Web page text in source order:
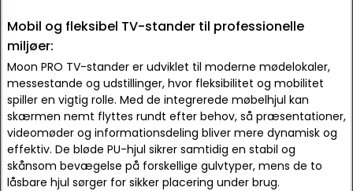
Mobil og fleksibel TV-stander til professionelle
miljøer:
Moon PRO TV-stander er udviklet til moderne mødelokaler,
messestande og udstillinger, hvor fleksibilitet og mobilitet
spiller en vigtig rolle. Med de integrerede møbelhjul kan
skærmen nemt flyttes rundt efter behov, så præsentationer,
videomøder og informationsdeling bliver mere dynamisk og
effektiv. De bløde PU-hjul sikrer samtidig en stabil og
skånsom bevægelse på forskellige gulvtyper, mens de to
låsbare hjul sørger for sikker placering under brug.